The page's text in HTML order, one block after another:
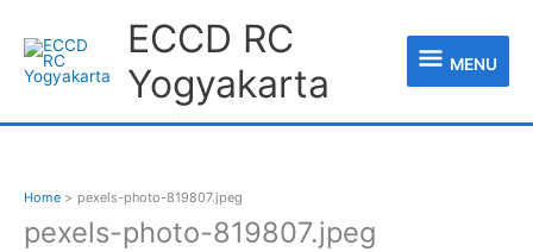
content
ECCD RC
Yogyakarta
MENU
Home pexels-photo-819807.jpeg
pexels-photo-819807.jpeg